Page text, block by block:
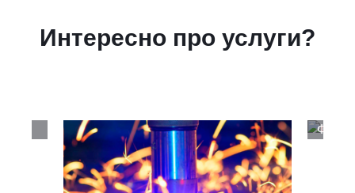
Интересно про услуги?